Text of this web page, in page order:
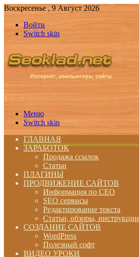
Воскресенье , 9 Август 2026
Войти
Switch skin
Меню
Switch skin
ГЛАВНАЯ
ЗАРАБОТОК
Продажа ссылок
Статьи
ПЛАГИНЫ
ПРОДВИЖЕНИЕ САЙТОВ
Информация по СЕО
SEO сервисы
Редактирование текста
Статьи, обзоры, инструкции
СОЗДАНИЕ САЙТОВ
WordPress
Полезный софт
ВИДЕО УРОКИ